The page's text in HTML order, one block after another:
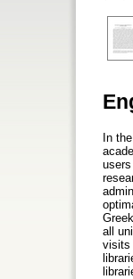
In
all
visits